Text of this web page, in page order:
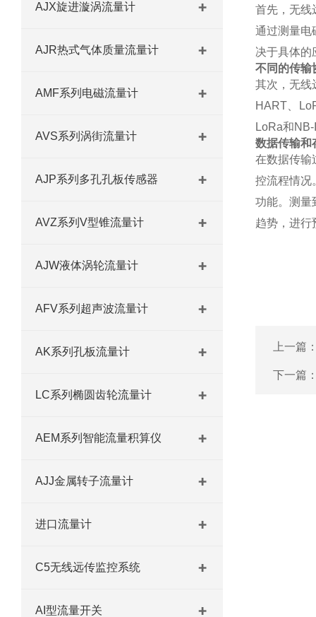
AJX旋进漩涡流量计
AJR热式气体质量流量计
AMF系列电磁流量计
AVS系列涡街流量计
AJP系列多孔孔板传感器
AVZ系列V型锥流量计
AJW液体涡轮流量计
AFV系列超声波流量计
AK系列孔板流量计
LC系列椭圆齿轮流量计
AEM系列智能流量积算仪
AJJ金属转子流量计
进口流量计
C5无线远传监控系统
AI型流量开关
首先，无线
通过测量电
决于具体的
不同的传输
其次，无线
HART、
LoRa和
数据传输和
在数据传输
控流程情况
功能。测量
趋势，进行
上一篇
下一篇